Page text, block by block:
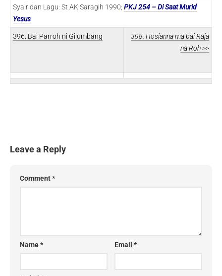
Syair dan Lagu: St AK Saragih 1990; PKJ 254 – Di Saat Murid
Yesus
396. Bai Parroh ni Gilumbang
398. Hosianna ma bai Raja
na Roh >>
Leave a Reply
Comment*
Name* Email*